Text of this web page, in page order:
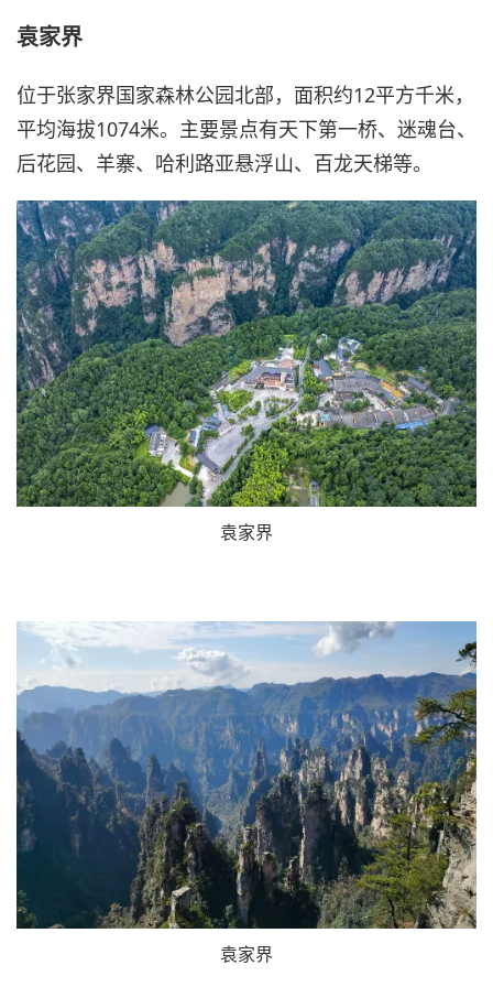
袁家界
位于张家界国家森林公园北部，面积约12平方千米，
平均海拔1074米。主要景点有天下第一桥、迷魂台、
后花园、羊寨、哈利路亚悬浮山、百龙天梯等。
袁家界
袁家界